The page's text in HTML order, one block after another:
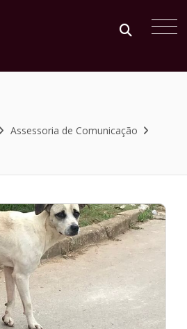
Assessoria de Comunicação